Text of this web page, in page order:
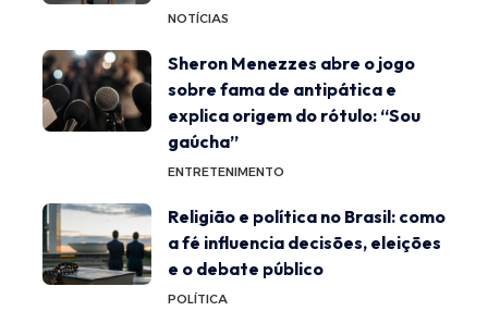
NOTÍCIAS
Sheron Menezzes abre o jogo
sobre fama de antipática e
explica origem do rótulo: “Sou
gaúcha”
ENTRETENIMENTO
Religião e política no Brasil: como
a fé influencia decisões, eleições
e o debate público
POLÍTICA